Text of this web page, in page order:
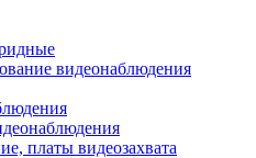
видеонаблюдения
платы видеозахвата